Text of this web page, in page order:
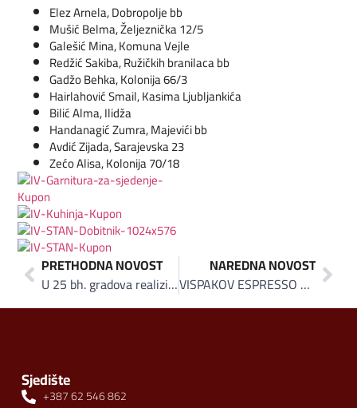
Elez Arnela, Dobropolje bb
Mušić Belma, Željeznička 12/5
Galešić Mina, Komuna Vejle
Redžić Sakiba, Ružičkih branilaca bb
Gadžo Behka, Kolonija 66/3
Hairlahović Smail, Kasima Ljubljankića
Bilić Alma, Ilidža
Handanagić Zumra, Majevići bb
Avdić Zijada, Sarajevska 23
Zećo Alisa, Kolonija 70/18
PRETHODNA NOVOST
U 25 bh. gradova realizirana velika akcija Klasa: Građanima BiH povodom Prvog maja poklonjeno 100.000 Bosanskih lokuma
NAREDNA NOVOST
VISPAKOV ESPRESSO U KAFEIMA I RESTORANIMA KAIRA
Sjedište
+387 62 546 862